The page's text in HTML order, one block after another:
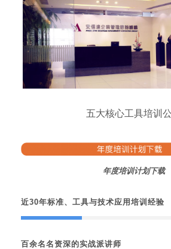
五大核心工具培训
年度培训计划下载
近30年标准、工具与技术应用培训经验
百余名名资深的实战派讲师